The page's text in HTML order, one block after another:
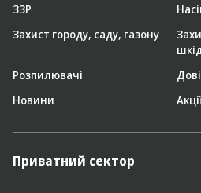
ЗЗР
Захист городу, саду, газону
Розпилювачі
Новини
Приватний сектор